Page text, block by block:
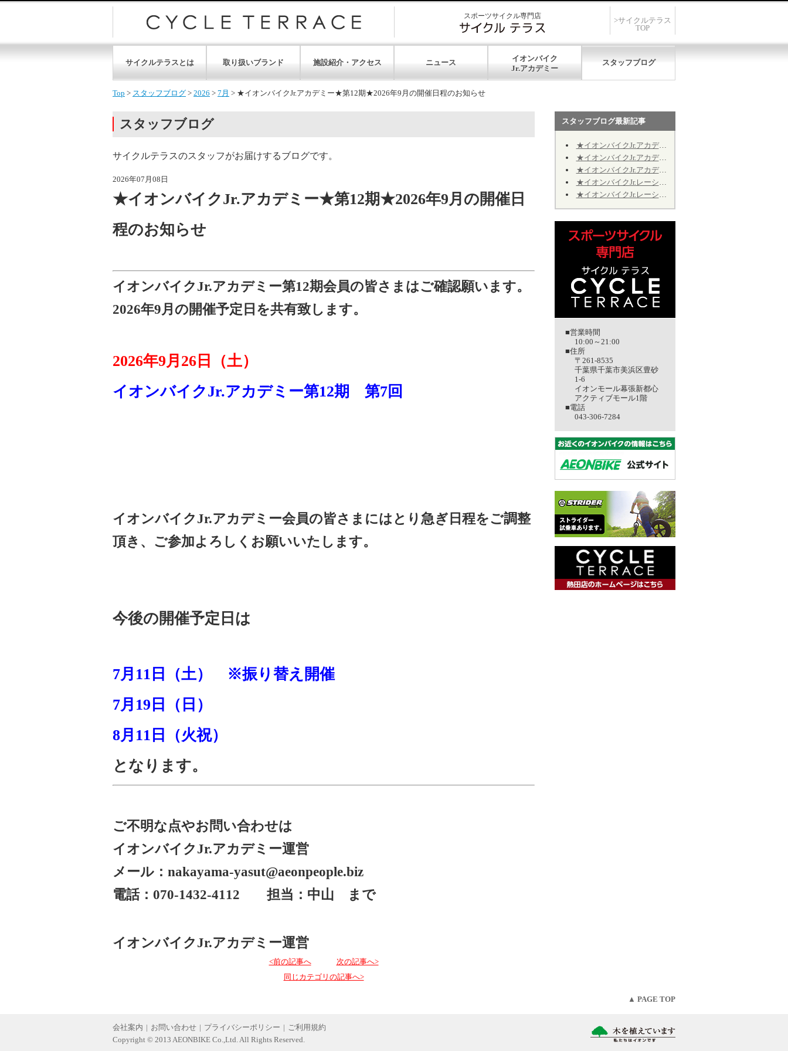
スポーツサイクル専門店
>サイクルテラス
TOP
サイクルテラスとは 取り扱いブランド 施設紹介・アクセス ニュース イオンバイク スタッフブログ
Top > スタッフブログ > 2026 > 7月 > ★イオンバイクJr.アカデミー★第12期★2026年9月の開催日程のお知らせ
スタッフブログ
サイクルテラスのスタッフがお届けするブログです。
2026年07月08日
★イオンバイクJr.アカデミー★第12期★2026年9月の開催日
程のお知らせ
イオンバイクJr.アカデミー第12期会員の皆さまはご確認願います。
2026年9月の開催予定日を共有致します。
2026年9月26日（土）
イオンバイクJr.アカデミー第12期 第7回
イオンバイクJr.アカデミー会員の皆さまにはとり急ぎ日程をご調整
頂き、ご参加よろしくお願いいたします。
今後の開催予定日は
7月11 日（土） ※振り替え開催
7月19日（日）
8月11日（火祝）
となります。
ご不明な点やお問い合わせは
イオンバイクJr.アカデミー運営
メール：nakayama-yasut@aeonpeople.biz
電話：070-1432-4112 担当：中山 まで
イオンバイクJr.アカデミー運営
<前の記事へ
次の記事へ>
同じカテゴリの記事へ>
スタッフブログ最新記事
★イオンバイクJr.アカデミー★第12期★第５回★明日7/19、開催致します★
★イオンバイクJr.アカデミー★第12期★第４回★明日7/11、振り替え開催致します★
★イオンバイクJr.アカデミー★第12期★2026年9月の開催日程のお知らせ
★イオンバイクJr.レーシング★第10期★2026年9月の予定★～Jr.アカデミーではありません～
★イオンバイクJr.レーシング★第10期★後半期ご継続のお手続きについて★※Jr.アカデミーではありません
■営業時間
10:00～21:00
■住所
〒261-8535
千葉県千葉市美浜区豊砂
1-6
イオンモール幕張新都心
アクティブモール1階
■電話
043-306-7284
▲ PAGE TOP
会社案内 | お問い合わせ | プライバシーポリシー | ご利用規約
Copyright © 2013 AEONBIKE Co.,Ltd. All Rights Reserved.